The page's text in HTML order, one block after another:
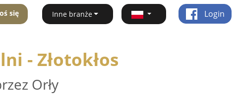
się Inne branże Login
- Złotokłos
Orły